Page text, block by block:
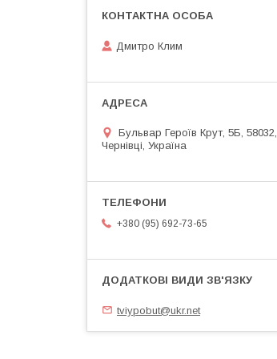
Дмитро Клим
Бульвар Героїв Крут, 5Б, 58032,
Чернівці, Україна
+380 (95) 692-73-65
tviypobut@ukr.net